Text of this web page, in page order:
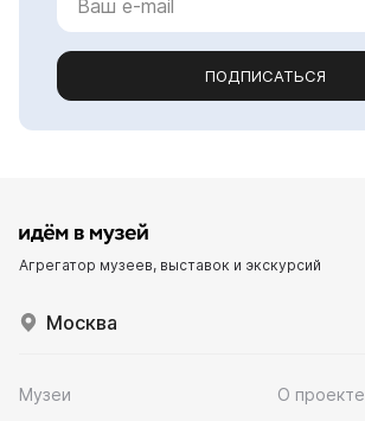
ПОДПИСАТЬСЯ
Агрегатор музеев, выставок и экскурсий
Москва
Музеи
О проекте